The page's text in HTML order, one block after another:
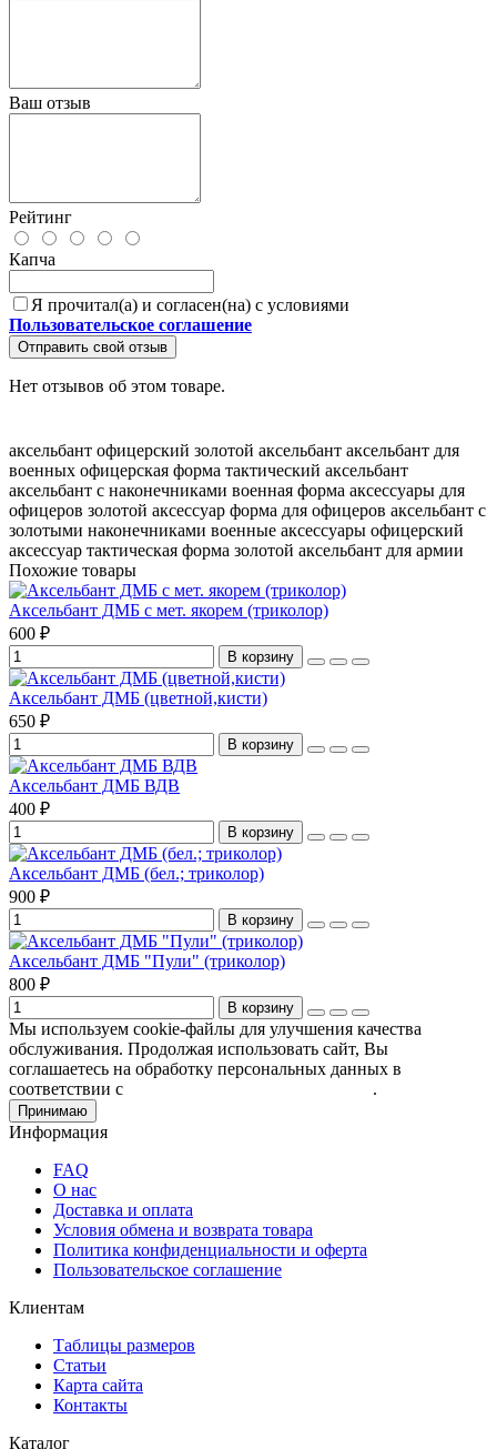
Ваш отзыв
Рейтинг
Капча
Я прочитал(а) и согласен(на) с условиями
Пользовательское соглашение
Отправить свой отзыв
Нет отзывов об этом товаре.
аксельбант офицерский золотой аксельбант аксельбант для
военных офицерская форма тактический аксельбант
аксельбант с наконечниками военная форма аксессуары для
офицеров золотой аксессуар форма для офицеров аксельбант с
золотыми наконечниками военные аксессуары офицерский
аксессуар тактическая форма золотой аксельбант для армии
Похожие товары
Аксельбант ДМБ с мет. якорем (триколор)
600 ₽
В корзину
Аксельбант ДМБ (цветной,кисти)
650 ₽
В корзину
Аксельбант ДМБ ВДВ
400 ₽
В корзину
Аксельбант ДМБ (бел.; триколор)
900 ₽
В корзину
Аксельбант ДМБ "Пули" (триколор)
800 ₽
В корзину
Мы используем cookie-файлы для улучшения качества
обслуживания. Продолжая использовать сайт, Вы
соглашаетесь на обработку персональных данных в
соответствии с
.
Принимаю
Информация
FAQ
О нас
Доставка и оплата
Условия обмена и возврата товара
Политика конфиденциальности и оферта
Пользовательское соглашение
Клиентам
Таблицы размеров
Статьи
Карта сайта
Контакты
Каталог